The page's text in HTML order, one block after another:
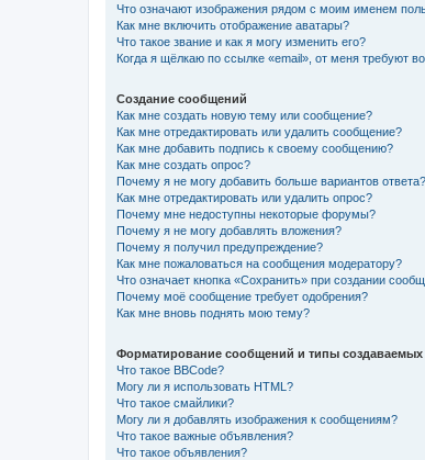
Что означают изображения рядом с моим именем
Как мне включить отображение аватары?
Что такое звание и как я могу изменить его?
Когда я щёлкаю по ссылке «email», от меня требуют
Создание сообщений
Как мне создать новую тему или сообщение?
Как мне отредактировать или удалить сообщение?
Как мне добавить подпись к своему сообщению?
Как мне создать опрос?
Почему я не могу добавить больше вариантов ответа?
Как мне отредактировать или удалить опрос?
Почему мне недоступны некоторые форумы?
Почему я не могу добавлять вложения?
Почему я получил предупреждение?
Как мне пожаловаться на сообщения модератору?
Что означает кнопка «Сохранить» при создании
Почему моё сообщение требует одобрения?
Как мне вновь поднять мою тему?
Форматирование сообщений и типы создаваемых
Что такое BBCode?
Могу ли я использовать HTML?
Что такое смайлики?
Могу ли я добавлять изображения к сообщениям?
Что такое важные объявления?
Что такое объявления?